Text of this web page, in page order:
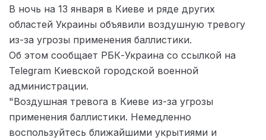
В ночь на 13 января в Киеве и ряде других
областей Украины объявили воздушную тревогу
из-за угрозы применения баллистики.
Об этом сообщает РБК-Украина со ссылкой на
Telegram Киевской городской военной
администрации.
"Воздушная тревога в Киеве из-за угрозы
применения баллистики. Немедленно
воспользуйтесь ближайшими укрытиями и